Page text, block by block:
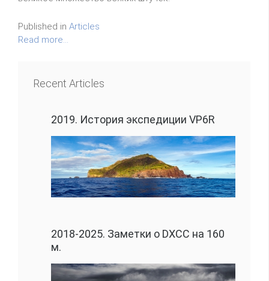
Published in Articles
Read more...
Recent Articles
2019. История экспедиции VP6R
2018-2025. Заметки о DXCC на 160
м.